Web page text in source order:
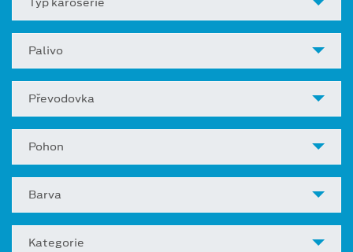
Palivo
Převodovka
Pohon
Barva
Kategorie